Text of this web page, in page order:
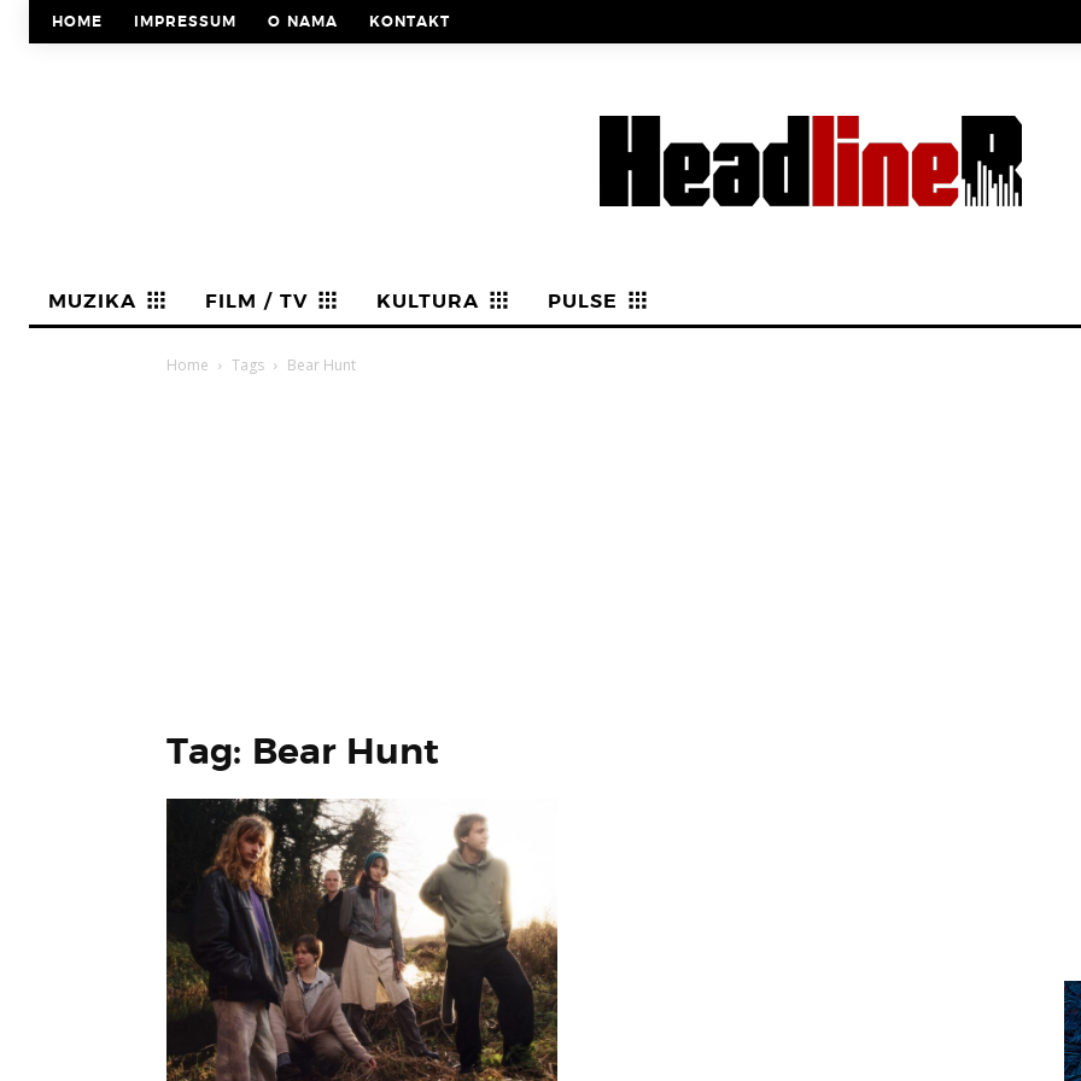
HOME IMPRESSUM O NAMA KONTAKT
MUZIKA FILM / TV KULTURA PULSE
Home Tags Bear Hunt
Tag: Bear Hunt